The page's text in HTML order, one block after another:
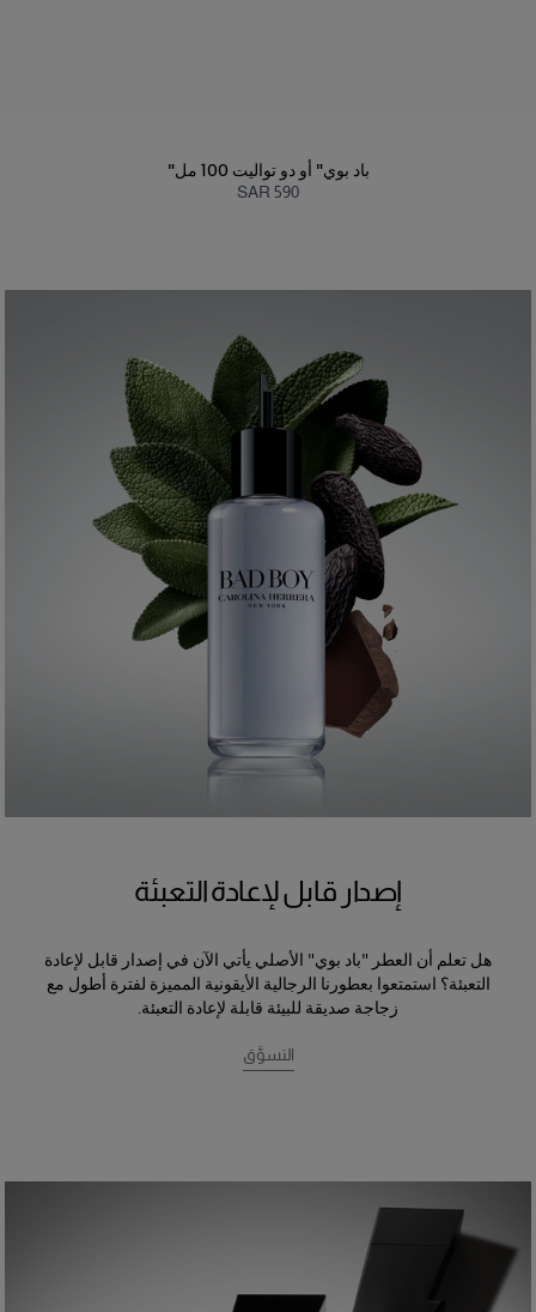
"باد بوي" أو دو تواليت 100 مل
SAR 590
إصدار قابل لإعادة التعبئة
هل تعلم أن العطر "باد بوي" الأصلي يأتي الآن في إصدار قابل لإعادة
التعبئة؟ استمتعوا بعطورنا الرجالية الأيقونية المميزة لفترة أطول مع
زجاجة صديقة للبيئة قابلة لإعادة التعبئة.
التسوَّق